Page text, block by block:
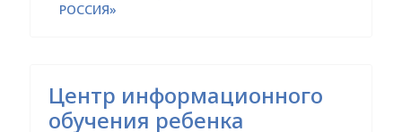
РОССИЯ»
Центр информационного
обучения ребенка